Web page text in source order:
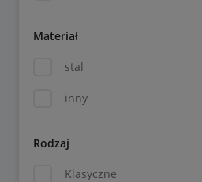
Materiał
stal
inny
Rodzaj
Klasyczne